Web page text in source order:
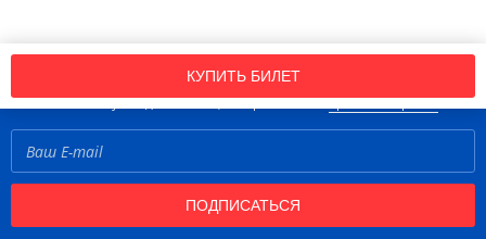
КУПИТЬ БИЛЕТ
Подпишись на нашу рассылку новостей!
Нажимая кнопку «Подписаться», вы принимаетеправила портала
ПОДПИСАТЬСЯ